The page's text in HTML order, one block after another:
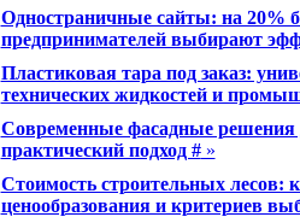
Одностраничные сайты: на 20%
предпринимателей выбирают
Пластиковая тара под заказ:
технических жидкостей и
Современные фасадные решения
практический подход #»
Стоимость строительных лесов:
ценообразования и критериев